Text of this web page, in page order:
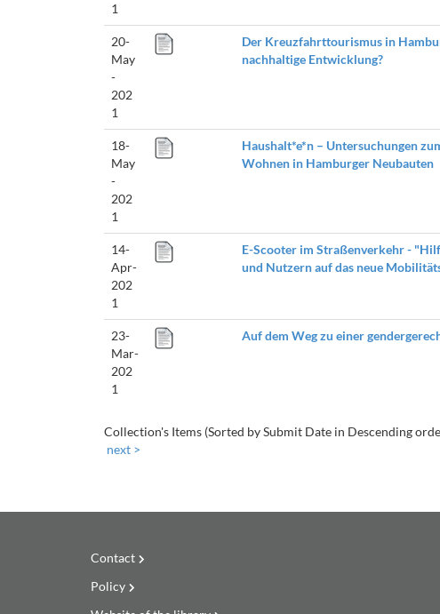
1
20-
May
-
202
1
Der Kreuzfahrttourismus in
nachhaltige Entwicklung?
18-
May
-
202
1
Haushalt*e*n – Untersuchungen
Wohnen in Hamburger Neubauten
14-
Apr-
202
1
E-Scooter im Straßenverkehr -
und Nutzern auf das neue
23-
Mar-
202
1
Auf dem Weg zu einer
Collection's Items (Sorted by Submit Date in Descending
next >
Contact
Policy